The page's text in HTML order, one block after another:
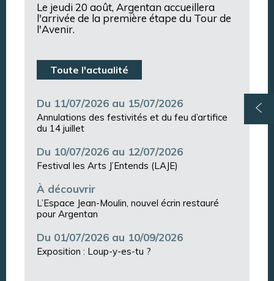
Le jeudi 20 août, Argentan accueillera
l'arrivée de la première étape du Tour de
l'Avenir.
Toute l'actualité
Du 11/07/2026 au 15/07/2026
Annulations des festivités et du feu d’artifice
du 14 juillet
Du 10/07/2026 au 12/07/2026
Festival les Arts J’Entends (LAJE)
À découvrir
L’Espace Jean-Moulin, nouvel écrin restauré
pour Argentan
Du 01/07/2026 au 10/09/2026
Exposition : Loup-y-es-tu ?